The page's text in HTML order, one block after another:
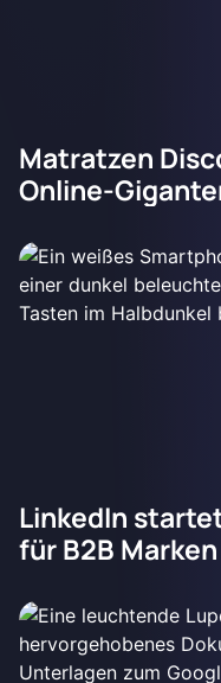
Matratzen
Online-
LinkedIn
für B2B Marken